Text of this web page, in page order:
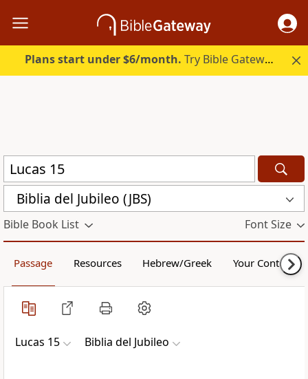
Plans start under $6/month. Try Bible Gateway Plus.
Biblia del Jubileo (JBS)
Bible Book List Font Size
Passage Resources Hebrew/Greek Your Content
Lucas 15 Biblia del Jubileo